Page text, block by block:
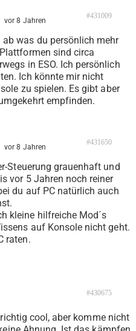
vor 8 Jahren
#431009
was du persönlich mehr
sind circa
in ESO. Ich persönlich
Ich könnte mir nicht
zu spielen. Es gibt aber
empfinden.
vor 8 Jahren
#431650
Steuerung grauenhaft und
vor 5 Jahren noch reiner
du auf PC natürlich auch
kleine hilfreiche Mod´s
auf Konsole nicht geht.
raten.
#430675
cool, aber komme nicht